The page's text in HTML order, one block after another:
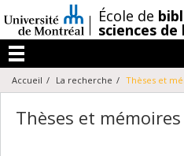
au
contenu
/École de
sciences
Menu
Accueil La recherche Thèses et
Thèses et mémoires